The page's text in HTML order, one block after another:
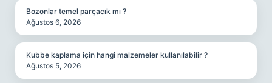
Bozonlar temel parçacık mı ?
Ağustos 6, 2026
Kubbe kaplama için hangi malzemeler kullanılabilir ?
Ağustos 5, 2026